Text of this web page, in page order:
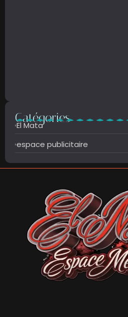
Catégories
El Mata
espace publicitaire